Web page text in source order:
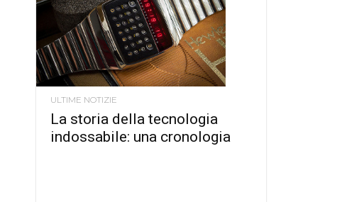
ULTIME NOTIZIE
La storia della tecnologia
indossabile: una cronologia